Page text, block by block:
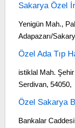
Sakarya Özel
Yenigün Mah.,
Adapazarı/
Özel Ada Tıp
istiklal Mah.
Serdivan, 54050,
Özel Sakarya
Bankalar